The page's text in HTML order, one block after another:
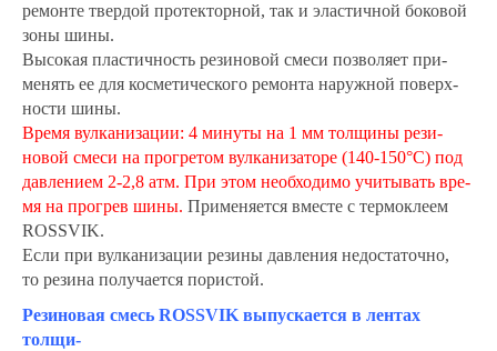
ремонте твердой протекторной, так и эластичной боковой
зоны шины.
Высокая пластичность резиновой смеси позволяет при-
менять ее для косметического ремонта наружной поверх-
ности шины.
Время вулканизации: 4 минуты на 1 мм толщины рези-
новой смеси на прогретом вулканизаторе (140-150°С) под
давлением 2-2,8 атм. При этом необходимо учитывать вре-
мя на прогрев шины. Применяется вместе с термоклеем
ROSSVIK.
Если при вулканизации резины давления недостаточно,
то резина получается пористой.
Резиновая смесь ROSSVIK выпускается в лентах
толщи-